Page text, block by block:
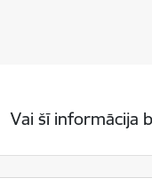
Vai šī informācija